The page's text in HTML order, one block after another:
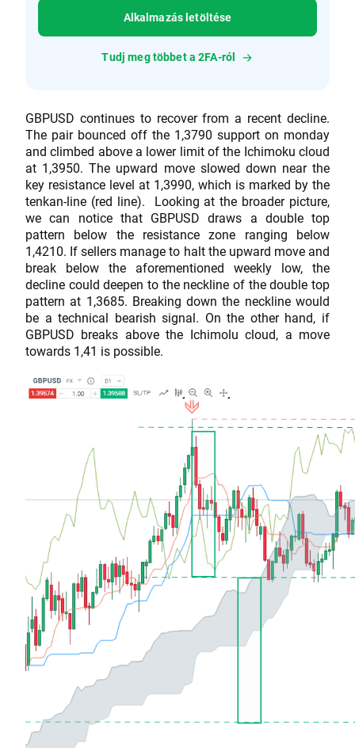
Alkalmazás letöltése
Tudj meg többet a 2FA-ról
GBPUSD continues to recover from a recent decline.
The pair bounced off the 1,3790 support on monday
and climbed above a lower limit of the Ichimoku cloud
at 1,3950. The upward move slowed down near the
key resistance level at 1,3990, which is marked by the
tenkan-line (red line). Looking at the broader picture,
we can notice that GBPUSD draws a double top
pattern below the resistance zone ranging below
1,4210. If sellers manage to halt the upward move and
break below the aforementioned weekly low, the
decline could deepen to the neckline of the double top
pattern at 1,3685. Breaking down the neckline would
be a technical bearish signal. On the other hand, if
GBPUSD breaks above the Ichimolu cloud, a move
towards 1,41 is possible.